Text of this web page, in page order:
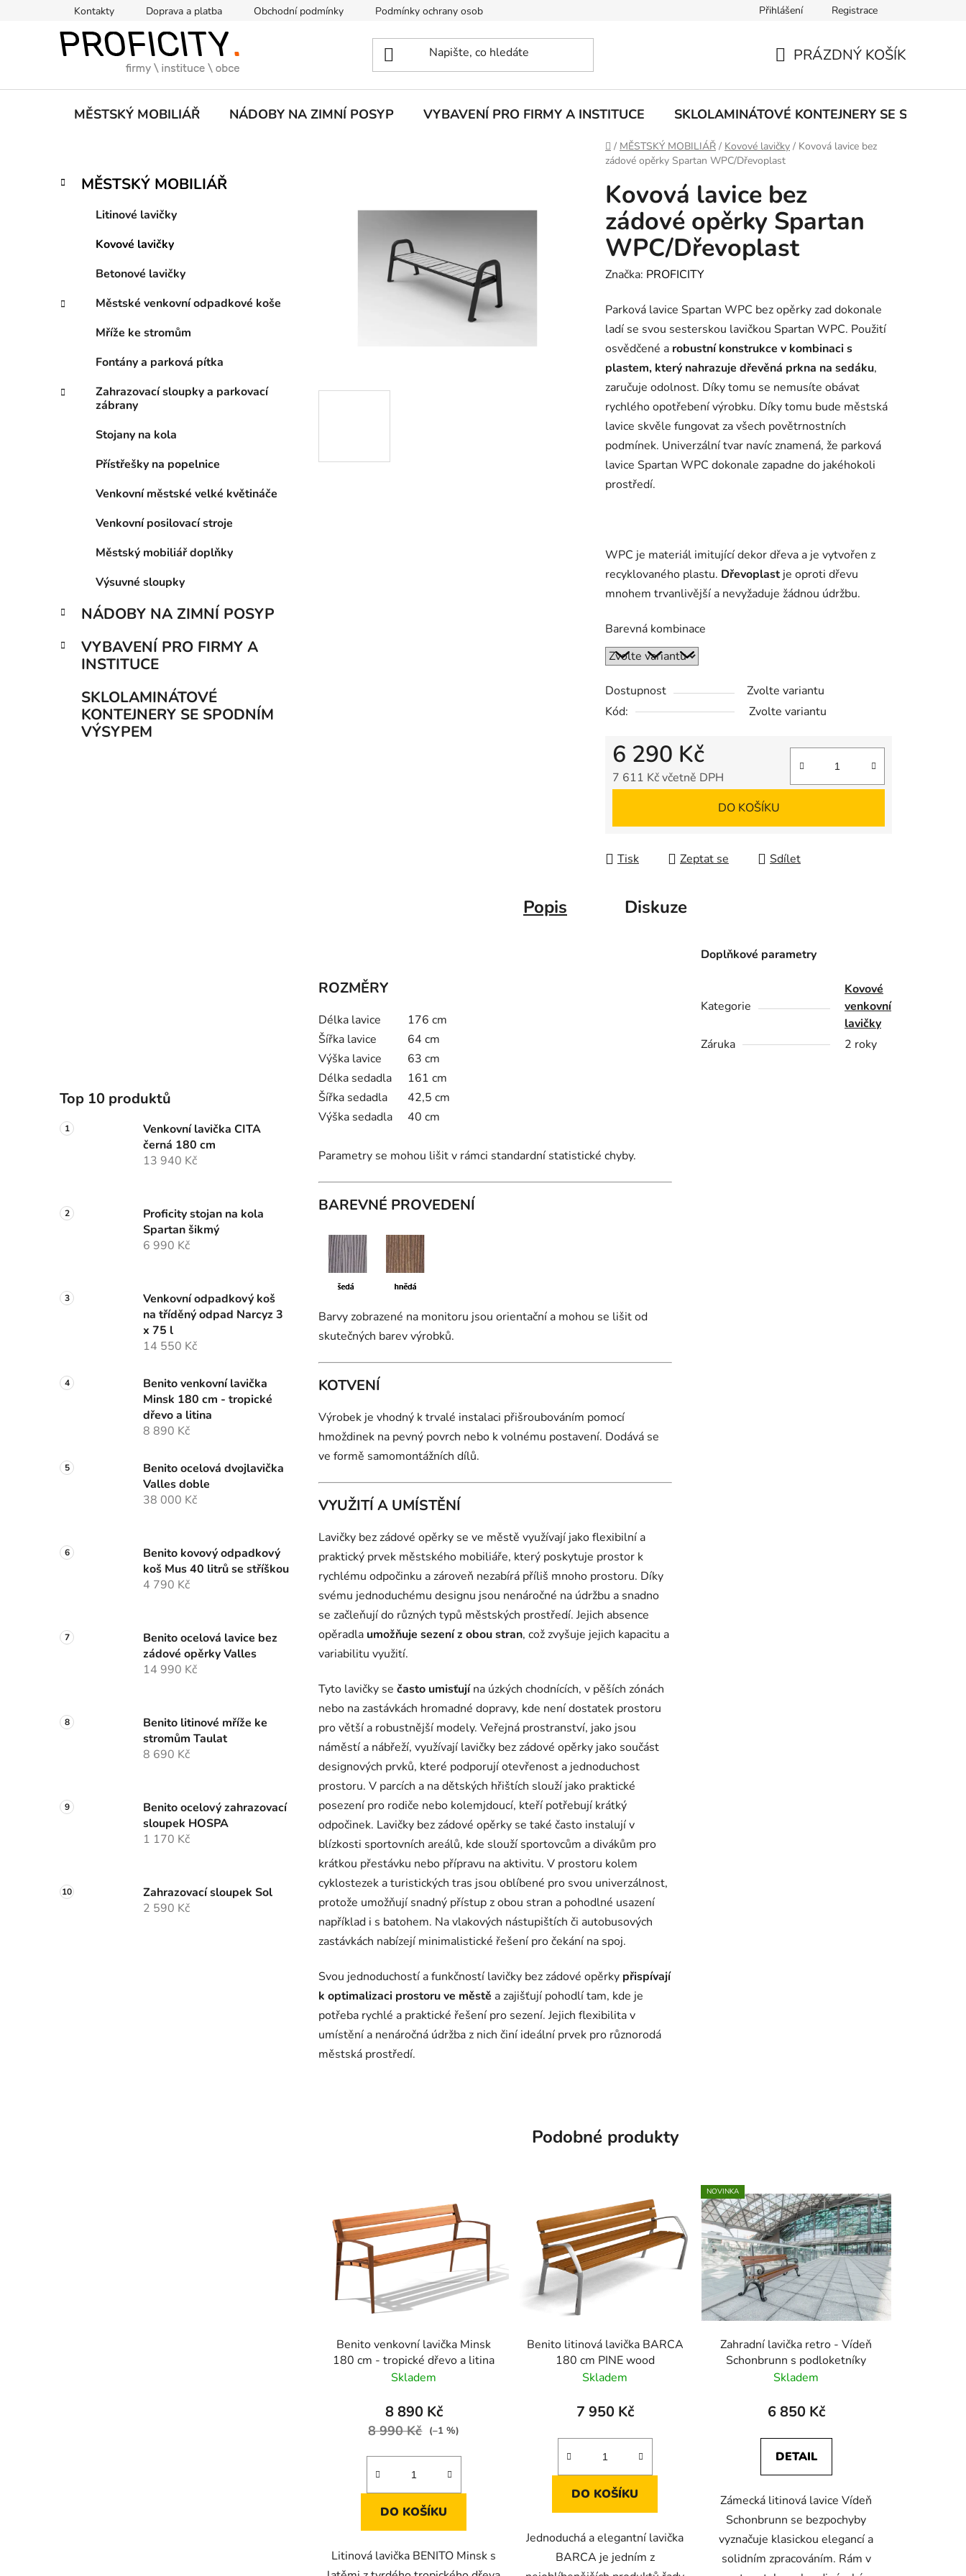
Kontakty Doprava a platba Obchodní podmínky Podmínky ochrany osobních údajů Přihlášení Registrace
KOŠÍK
PRÁZDNÝ KOŠÍK
MĚSTSKÝ MOBILIÁŘ NÁDOBY NA ZIMNÍ POSYP VYBAVENÍ PRO FIRMY A INSTITUCE SKLOLAMINÁTOVÉ KONTEJNERY SE SPODNÍM
Domů
/ MĚSTSKÝ MOBILIÁŘ / Kovové lavičky / Kovová lavice bez
zádové opěrky Spartan WPC/Dřevoplast
P
n
e
Přeskočit
kategorie
K
a
e
MĚSTSKÝ MOBILIÁŘ
Litinové lavičky
Kovové lavičky
Betonové lavičky
Městské venkovní odpadkové koše
Mříže ke stromům
Fontány a parková pítka
Zahrazovací sloupky a parkovací
zábrany
Stojany na kola
Přístřešky na popelnice
Venkovní městské velké květináče
Venkovní posilovací stroje
Městský mobiliář doplňky
Výsuvné sloupky
NÁDOBY NA ZIMNÍ POSYP
VYBAVENÍ PRO FIRMY A
INSTITUCE
SKLOLAMINÁTOVÉ
KONTEJNERY SE SPODNÍM
VÝSYPEM
Top 10 produktů
Venkovní lavička CITA
černá 180 cm
13 940 Kč
Proficity stojan na kola
Spartan šikmý
6 990 Kč
Venkovní odpadkový koš
na tříděný odpad Narcyz 3
x 75 l
14 550 Kč
Benito venkovní lavička
Minsk 180 cm - tropické
dřevo a litina
8 890 Kč
Benito ocelová dvojlavička
Valles doble
38 000 Kč
Benito kovový odpadkový
koš Mus 40 litrů se stříškou
4 790 Kč
Benito ocelová lavice bez
zádové opěrky Valles
14 990 Kč
Benito litinové mříže ke
stromům Taulat
8 690 Kč
Benito ocelový zahrazovací
sloupek HOSPA
1 170 Kč
Zahrazovací sloupek Sol
2 590 Kč
Kovová lavice bez
zádové opěrky Spartan
WPC/Dřevoplast
Značka: PROFICITY
Parková lavice Spartan WPC bez opěrky zad dokonale
ladí se svou sesterskou lavičkou Spartan WPC. Použití
osvědčené a robustní konstrukce v kombinaci s
plastem, který nahrazuje dřevěná prkna na sedáku,
zaručuje odolnost. Díky tomu se nemusíte obávat
rychlého opotřebení výrobku. Díky tomu bude městská
lavice skvěle fungovat za všech povětrnostních
podmínek. Univerzální tvar navíc znamená, že parková
lavice Spartan WPC dokonale zapadne do jakéhokoli
prostředí.
WPC je materiál imitující dekor dřeva a je vytvořen z
recyklovaného plastu. Dřevoplastje oproti dřevu
mnohem trvanlivější a nevyžaduje žádnou údržbu.
Barevná kombinace
Dostupnost
Zvolte variantu
Kód:
Zvolte variantu
6 290 Kč
7 611 Kč včetně DPH
DO KOŠÍKU
Tisk Zeptat se Sdílet
Popis Diskuze
ROZMĚRY
Délka lavice
176 cm
Šířka lavice
64 cm
Výška lavice
63 cm
Délka sedadla
161 cm
Šířka sedadla
42,5 cm
Výška sedadla
40 cm
Parametry se mohou lišit v rámci standardní statistické chyby.
BAREVNÉ PROVEDENÍ
Barvy zobrazené na monitoru jsou orientační a mohou se lišit od
skutečných barev výrobků.
KOTVENÍ
Výrobek je vhodný k trvalé instalaci přišroubováním pomocí
hmoždinek na pevný povrch nebo k volnému postavení. Dodává se
ve formě samomontážních dílů.
VYUŽITÍ A UMÍSTĚNÍ
Lavičky bez zádové opěrky se ve městě využívají jako flexibilní a
praktický prvek městského mobiliáře, který poskytuje prostor k
rychlému odpočinku a zároveň nezabírá příliš mnoho prostoru. Díky
svému jednoduchému designu jsou nenáročné na údržbu a snadno
se začleňují do různých typů městských prostředí. Jejich absence
opěradla umožňuje sezení z obou stran, což zvyšuje jejich kapacitu a
variabilitu využití.
Tyto lavičky se často umisťujína úzkých chodnících, v pěších zónách
nebo na zastávkách hromadné dopravy, kde není dostatek prostoru
pro větší a robustnější modely. Veřejná prostranství, jako jsou
náměstí a nábřeží, využívají lavičky bez zádové opěrky jako součást
designových prvků, které podporují otevřenost a jednoduchost
prostoru. V parcích a na dětských hřištích slouží jako praktické
posezení pro rodiče nebo kolemjdoucí, kteří potřebují krátký
odpočinek. Lavičky bez zádové opěrky se také často instalují v
blízkosti sportovních areálů, kde slouží sportovcům a divákům pro
krátkou přestávku nebo přípravu na aktivitu. V prostoru kolem
cyklostezek a turistických tras jsou oblíbené pro svou univerzálnost,
protože umožňují snadný přístup z obou stran a pohodlné usazení
například i s batohem. Na vlakových nástupištích či autobusových
zastávkách nabízejí minimalistické řešení pro čekání na spoj.
Svou jednoduchostí a funkčností lavičky bez zádové opěrky přispívají
k optimalizaci prostoru ve městě a zajišťují pohodlí tam, kde je
potřeba rychlé a praktické řešení pro sezení. Jejich flexibilita v
umístění a nenáročná údržba z nich činí ideální prvek pro různorodá
městská prostředí.
Doplňkové parametry
Kategorie
Kovové
venkovní
lavičky
Záruka
2 roky
Podobné produkty
Benito venkovní lavička Minsk
180 cm - tropické dřevo a litina
Skladem
8 890 Kč
8 990 Kč (–1 %)
DO KOŠÍKU
Litinová lavička BENITO Minsk s
Benito litinová lavička BARCA
180 cm PINE wood
Skladem
7 950 Kč
DO KOŠÍKU
Jednoduchá a elegantní lavička
BARCA je jedním z
NOVINKA
Zahradní lavička retro - Vídeň
Schonbrunn s podloketníky
Skladem
6 850 Kč
DETAIL
Zámecká litinová lavice Vídeň
Schonbrunn se bezpochyby
vyznačuje klasickou elegancí a
solidním zpracováním. Rám v